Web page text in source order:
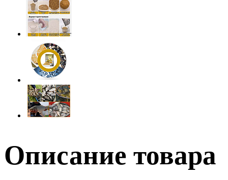
Описание товара